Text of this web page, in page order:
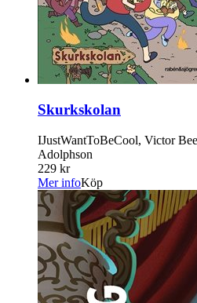
Skurkskolan
IJustWantToBeCool, Victor
Adolphson
229 kr
Mer infoKöp